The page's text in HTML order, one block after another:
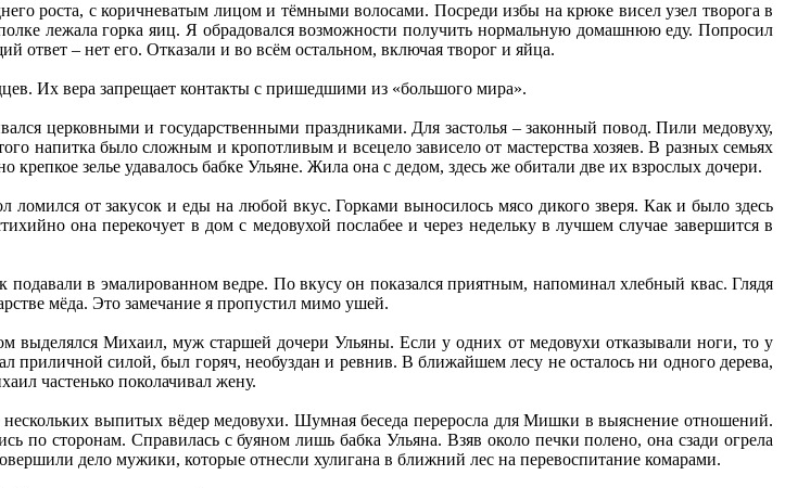
роста, с коричневатым лицом и тёмными волосами. Посреди избы на крюке висел узел творога в
лежала горка яиц. Я обрадовался возможности получить нормальную домашнюю еду. Попросил
ответ – нет его. Отказали и во всём остальном, включая творог и яйца.
Их вера запрещает контакты с пришедшими из «большого мира».
церковными и государственными праздниками. Для застолья – законный повод. Пили медовуху,
напитка было сложным и кропотливым и всецело зависело от мастерства хозяев. В разных семьях
крепкое зелье удавалось бабке Ульяне. Жила она с дедом, здесь же обитали две их взрослых дочери.
от закусок и еды на любой вкус. Горками выносилось мясо дикого зверя. Как и было здесь
она перекочует в дом с медовухой послабее и через недельку в лучшем случае завершится в
подавали в эмалированном ведре. По вкусу он показался приятным, напоминал хлебный квас. Глядя
мёда. Это замечание я пропустил мимо ушей.
выделялся Михаил, муж старшей дочери Ульяны. Если у одних от медовухи отказывали ноги, то у
приличной силой, был горяч, необуздан и ревнив. В ближайшем лесу не осталось ни одного дерева,
частенько поколачивал жену.
нескольких выпитых вёдер медовухи. Шумная беседа переросла для Мишки в выяснение отношений.
по сторонам. Справилась с буяном лишь бабка Ульяна. Взяв около печки полено, она сзади огрела
дело мужики, которые отнесли хулигана в ближний лес на перевоспитание комарами.